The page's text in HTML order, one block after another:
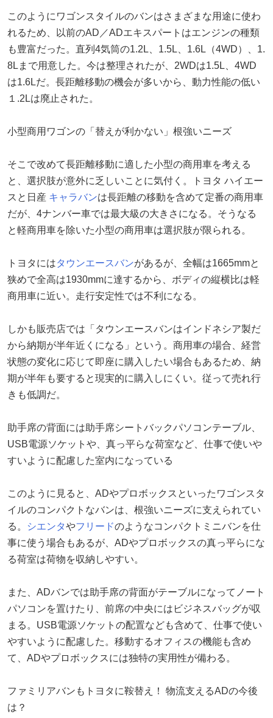
このようにワゴンスタイルのバンはさまざまな用途に使わ
れるため、以前のAD／ADエキスパートはエンジンの種類
も豊富だった。直列4気筒の1.2L、1.5L、1.6L（4WD）、1.
8Lまで用意した。今は整理されたが、2WDは1.5L、4WD
は1.6Lだ。長距離移動の機会が多いから、動力性能の低い
１.2Lは廃止された。
小型商用ワゴンの「替えが利かない」根強いニーズ
そこで改めて長距離移動に適した小型の商用車を考える
と、選択肢が意外に乏しいことに気付く。トヨタ ハイエー
スと日産 キャラバンは長距離の移動を含めて定番の商用車
だが、4ナンバー車では最大級の大きさになる。そうなる
と軽商用車を除いた小型の商用車は選択肢が限られる。
トヨタにはタウンエースバンがあるが、全幅は1665mmと
狭めで全高は1930mmに達するから、ボディの縦横比は軽
商用車に近い。走行安定性では不利になる。
しかも販売店では「タウンエースバンはインドネシア製だ
から納期が半年近くになる」という。商用車の場合、経営
状態の変化に応じて即座に購入したい場合もあるため、納
期が半年も要すると現実的に購入しにくい。従って売れ行
きも低調だ。
助手席の背面には助手席シートバックパソコンテーブル、
USB電源ソケットや、真っ平らな荷室など、仕事で使いや
すいように配慮した室内になっている
このように見ると、ADやプロボックスといったワゴンスタ
イルのコンパクトなバンは、根強いニーズに支えられてい
る。
シエンタやフリードのようなコンパクトミニバンを仕
事に使う場合もあるが、ADやプロボックスの真っ平らにな
る荷室は荷物を収納しやすい。
また、ADバンでは助手席の背面がテーブルになってノート
パソコンを置けたり、前席の中央にはビジネスバッグが収
まる。USB電源ソケットの配置なども含めて、仕事で使い
やすいように配慮した。移動するオフィスの機能も含め
て、ADやプロボックスには独特の実用性が備わる。
ファミリアバンもトヨタに鞍替え！ 物流支えるADの今後
は？